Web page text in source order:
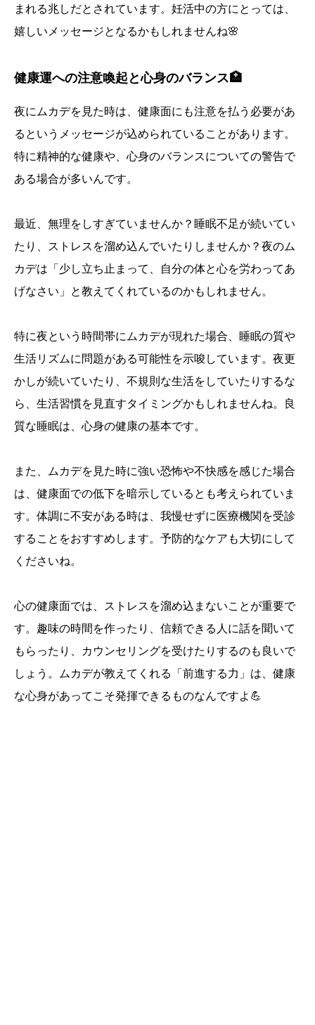
まれる兆しだとされています。妊活中の方にとっては、
嬉しいメッセージとなるかもしれませんね🌸
健康運への注意喚起と心身のバランス🏥
夜にムカデを見た時は、健康面にも注意を払う必要があ
るというメッセージが込められていることがあります。
特に精神的な健康や、心身のバランスについての警告で
ある場合が多いんです。
最近、無理をしすぎていませんか？睡眠不足が続いてい
たり、ストレスを溜め込んでいたりしませんか？夜のム
カデは「少し立ち止まって、自分の体と心を労わってあ
げなさい」と教えてくれているのかもしれません。
特に夜という時間帯にムカデが現れた場合、睡眠の質や
生活リズムに問題がある可能性を示唆しています。夜更
かしが続いていたり、不規則な生活をしていたりするな
ら、生活習慣を見直すタイミングかもしれませんね。良
質な睡眠は、心身の健康の基本です。
また、ムカデを見た時に強い恐怖や不快感を感じた場合
は、健康面での低下を暗示しているとも考えられていま
す。体調に不安がある時は、我慢せずに医療機関を受診
することをおすすめします。予防的なケアも大切にして
くださいね。
心の健康面では、ストレスを溜め込まないことが重要で
す。趣味の時間を作ったり、信頼できる人に話を聞いて
もらったり、カウンセリングを受けたりするのも良いで
しょう。ムカデが教えてくれる「前進する力」は、健康
な心身があってこそ発揮できるものなんですよ💪